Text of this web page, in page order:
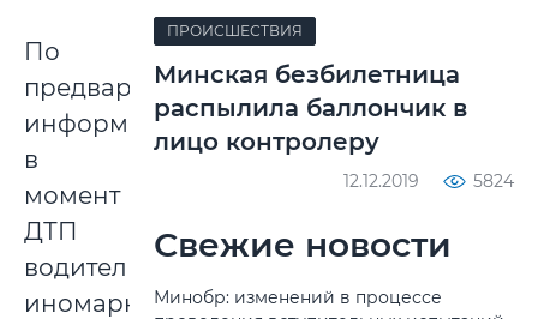
По
предварительной
информации
в
момент
ДТП
водитель
иномарки
ПРОИСШЕСТВИЯ
Минская безбилетница
распылила баллончик в
лицо контролеру
12.12.2019 5824
Свежие новости
Минобр: изменений в процессе